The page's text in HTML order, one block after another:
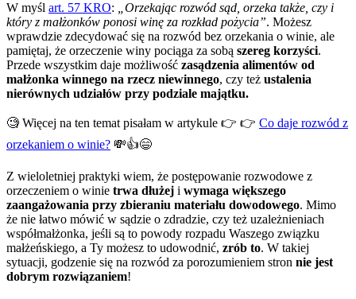
W myśl art. 57 KRO:
„Orzekając rozwód sąd, orzeka także, czy i
który z małżonków ponosi winę za rozkład pożycia”. Możesz
wprawdzie zdecydować się na rozwód bez orzekania o winie, ale
pamiętaj, że orzeczenie winy pociąga za sobą szereg korzyści.
Przede wszystkim daje możliwość zasądzenia alimentów od
małżonka winnego na rzecz niewinnego, czy też ustalenia
nierównych udziałów przy podziale majątku.
🧐 Więcej na ten temat pisałam w artykule 👉 👉 Co daje rozwód z
orzekaniem o winie? 💸👍😄
Z wieloletniej praktyki wiem, że postępowanie rozwodowe z
orzeczeniem o winie trwa dłużej i wymaga większego
zaangażowania przy zbieraniu materiału dowodowego. Mimo
że nie łatwo mówić w sądzie o zdradzie, czy też uzależnieniach
współmałżonka, jeśli są to powody rozpadu Waszego związku
małżeńskiego, a Ty możesz to udowodnić, zrób to. W takiej
sytuacji, godzenie się na rozwód za porozumieniem stron nie jest
dobrym rozwiązaniem!